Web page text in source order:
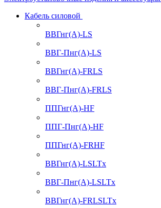
Кабель силовой
ВВГнг(А)-LS
ВВГ-Пнг(А)-LS
ВВГнг(А)-FRLS
ВВГ-Пнг(А)-FRLS
ППГнг(А)-HF
ППГ-Пнг(А)-HF
ППГнг(А)-FRHF
ВВГнг(А)-LSLTx
ВВГ-Пнг(А)-LSLTx
ВВГнг(А)-FRLSLTx